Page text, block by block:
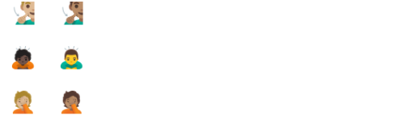
🧏🏼‍♂️
🧏🏽‍♂️
🙇🏿
🙇‍♂️
🤦🏼
🤦🏽